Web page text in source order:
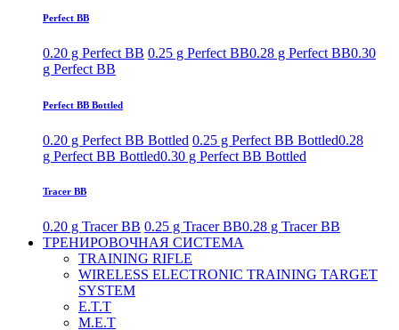
Perfect BB
0.20 g Perfect BB 0.25 g Perfect BB0.28 g Perfect BB0.30
g Perfect BB
Perfect BB Bottled
0.20 g Perfect BB Bottled 0.25 g Perfect BB Bottled0.28
g Perfect BB Bottled0.30 g Perfect BB Bottled
Tracer BB
0.20 g Tracer BB 0.25 g Tracer BB0.28 g Tracer BB
ТРЕНИРОВОЧНАЯ СИСТЕМА
TRAINING RIFLE
WIRELESS ELECTRONIC TRAINING TARGET
SYSTEM
E.T.T
M.E.T